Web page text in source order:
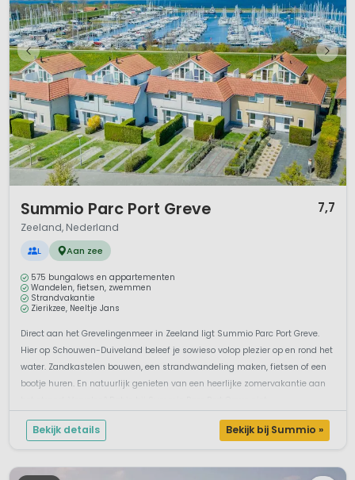
Summio Parc Port Greve 7,7
Zeeland, Nederland
L Aan zee
575 bungalows en appartementen
Wandelen, fietsen, zwemmen
Strandvakantie
Zierikzee, Neeltje Jans
Direct aan het Grevelingenmeer in Zeeland ligt Summio Parc Port Greve.
Hier op Schouwen-Duiveland beleef je sowieso volop plezier op en rond het
water. Zandkastelen bouwen, een strandwandeling maken, fietsen of een
bootje huren. En natuurlijk genieten van een heerlijke zomervakantie aan
Bekijk details Bekijk bij Summio »